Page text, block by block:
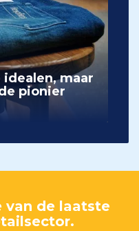
idealen, maar
pionier
de laatste